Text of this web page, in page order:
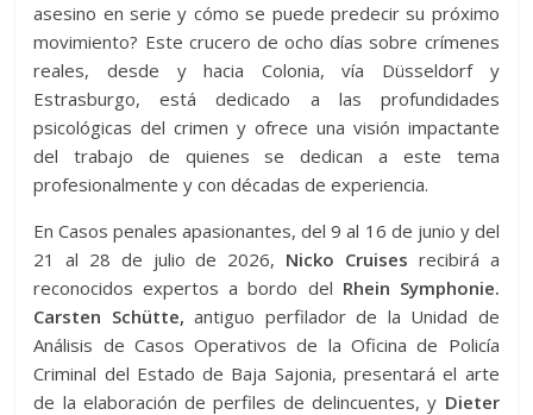
asesino en serie y cómo se puede predecir su próximo
movimiento? Este crucero de ocho días sobre crímenes
reales, desde y hacia Colonia, vía Düsseldorf y
Estrasburgo, está dedicado a las profundidades
psicológicas del crimen y ofrece una visión impactante
del trabajo de quienes se dedican a este tema
profesionalmente y con décadas de experiencia.
En Casos penales apasionantes, del 9 al 16 de junio y del
21 al 28 de julio de 2026, Nicko Cruises recibirá a
reconocidos expertos a bordo del Rhein Symphonie.
Carsten Schütte, antiguo perfilador de la Unidad de
Análisis de Casos Operativos de la Oficina de Policía
Criminal del Estado de Baja Sajonia, presentará el arte
de la elaboración de perfiles de delincuentes, y Dieter